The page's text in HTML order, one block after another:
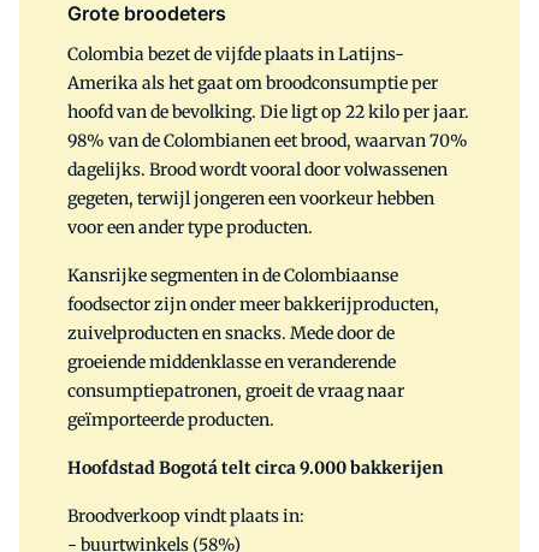
Grote broodeters
Colombia bezet de vijfde plaats in Latijns-
Amerika als het gaat om broodconsumptie per
hoofd van de bevolking. Die ligt op 22 kilo per jaar.
98% van de Colombianen eet brood, waarvan 70%
dagelijks. Brood wordt vooral door volwassenen
gegeten, terwijl jongeren een voorkeur hebben
voor een ander type producten.
Kansrijke segmenten in de Colombiaanse
foodsector zijn onder meer bakkerijproducten,
zuivelproducten en snacks. Mede door de
groeiende middenklasse en veranderende
consumptiepatronen, groeit de vraag naar
geïmporteerde producten.
Hoofdstad Bogotá telt circa 9.000 bakkerijen
Broodverkoop vindt plaats in:
- buurtwinkels (58%)